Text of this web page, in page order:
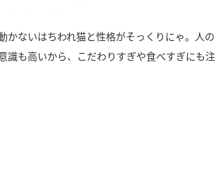
ないはちわれ猫と性格がそっくりにゃ。人の
識も高いから、こだわりすぎや食べすぎにも注